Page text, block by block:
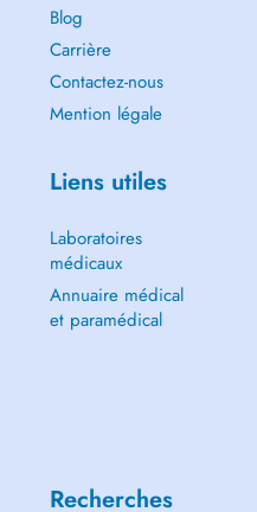
Blog
Carrière
Contactez-nous
Mention légale
Liens utiles
Laboratoires
médicaux
Annuaire médical
et paramédical
Recherches